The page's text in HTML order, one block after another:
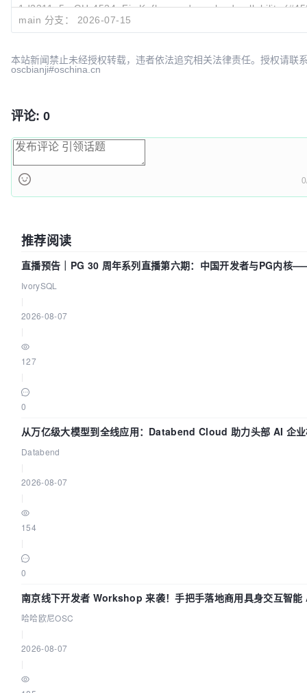
1d2311e5
GH-4524: Fix Kafka send overload nullability
main 分支： 2026-07-15
本站新闻禁止未经授权转载，违者依法追究相关法律责任。授权请联
oscbianji#oschina.cn
评论: 0
推荐阅读
直播预告｜PG 30 周年系列直播第六期：中国开发者与PG内核
动吗？我们贡献了什么？
IvorySQL
2026-08-07
127
0
从万亿级大模型到全线应用：Databend Cloud 助力头部 AI 企
Trace 数据管道
Databend
2026-08-07
154
0
南京线下开发者 Workshop 来袭！手把手落地商用具身交互智
哈哈欧尼OSC
2026-08-07